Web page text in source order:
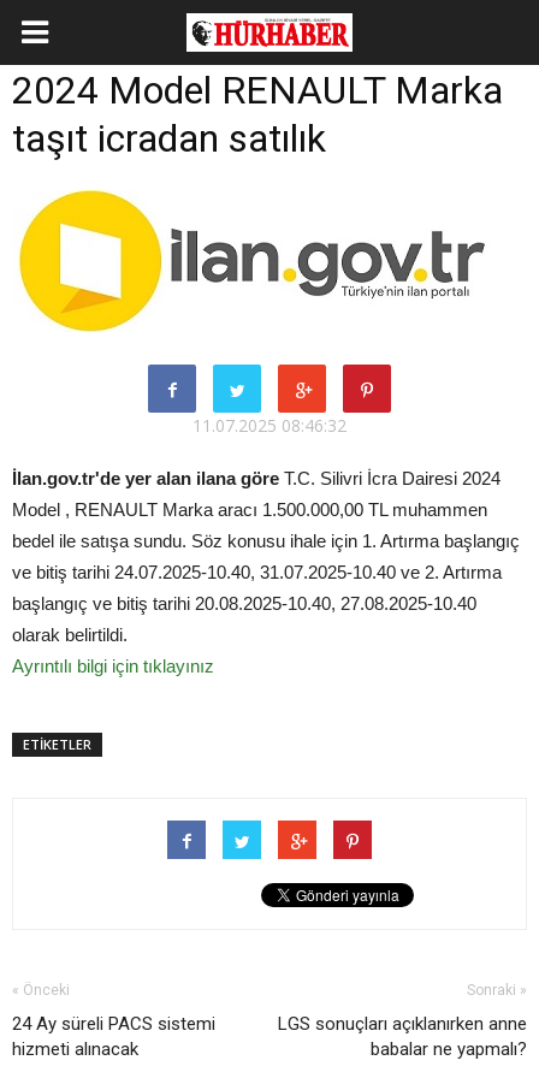
2024 Model RENAULT Marka
taşıt icradan satılık
11.07.2025 08:46:32
İlan.gov.tr'de yer alan ilana göre T.C. Silivri İcra Dairesi 2024
Model , RENAULT Marka aracı 1.500.000,00 TL muhammen
bedel ile satışa sundu. Söz konusu ihale için 1. Artırma başlangıç
ve bitiş tarihi 24.07.2025-10.40, 31.07.2025-10.40 ve 2. Artırma
başlangıç ve bitiş tarihi 20.08.2025-10.40, 27.08.2025-10.40
olarak belirtildi.
Ayrıntılı bilgi için tıklayınız
ETİKETLER
« Önceki
24 Ay süreli PACS sistemi
hizmeti alınacak
Sonraki »
LGS sonuçları açıklanırken anne
babalar ne yapmalı?